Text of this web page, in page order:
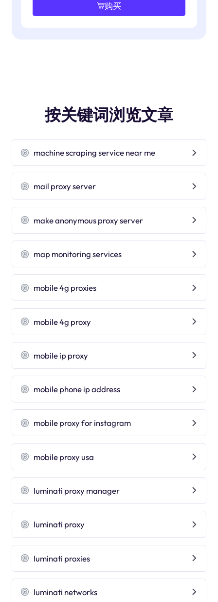
购买
按关键词浏览文章
machine scraping service near me
mail proxy server
make anonymous proxy server
map monitoring services
mobile 4g proxies
mobile 4g proxy
mobile ip proxy
mobile phone ip address
mobile proxy for instagram
mobile proxy usa
luminati proxy manager
luminati proxy
luminati proxies
luminati networks